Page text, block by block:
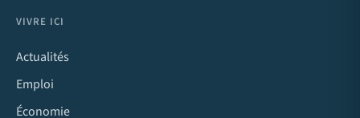
VIVRE ICI
Actualités
Emploi
Économie